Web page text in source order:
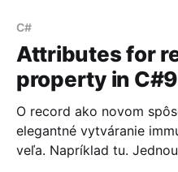
zložitejšom debugovaní
C#
Attributes for
property in C#9
O record ako novom
elegantné vytváranie
veľa. Napríklad tu. Jednou zo zaujímavých vlastností